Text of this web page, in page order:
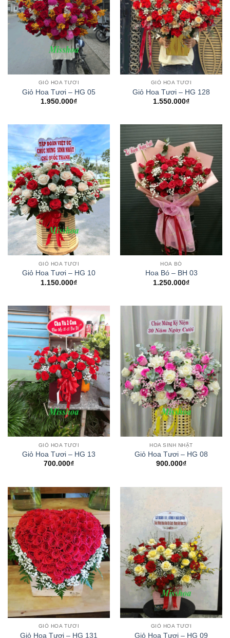
GIỎ HOA TƯƠI
Giỏ Hoa Tươi – HG 05
1.950.000₫
GIỎ HOA TƯƠI
Giỏ Hoa Tươi – HG 128
1.550.000₫
GIỎ HOA TƯƠI
Giỏ Hoa Tươi – HG 10
1.150.000₫
HOA BÓ
Hoa Bó – BH 03
1.250.000₫
GIỎ HOA TƯƠI
Giỏ Hoa Tươi – HG 13
700.000₫
HOA SINH NHẬT
Giỏ Hoa Tươi – HG 08
900.000₫
GIỎ HOA TƯƠI
Giỏ Hoa Tươi – HG 131
GIỎ HOA TƯƠI
Giỏ Hoa Tươi – HG 09